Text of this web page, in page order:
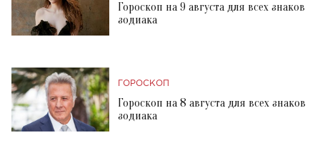
Гороскоп на 9 августа для всех знаков
зодиака
ГОРОСКОП
Гороскоп на 8 августа для всех знаков
зодиака